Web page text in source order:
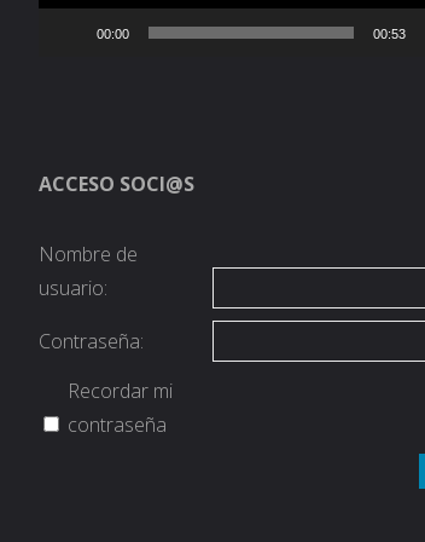
00:00 00:53
ACCESO SOCI@S
Nombre de
usuario:
Contraseña:
Recordar mi
contraseña